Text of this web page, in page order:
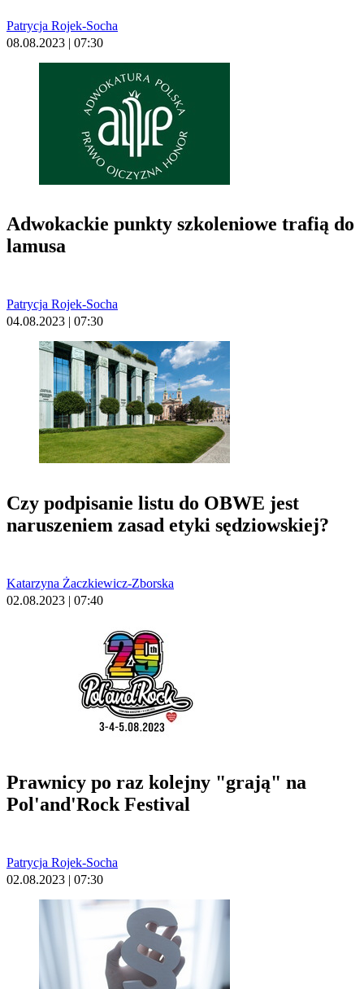
Patrycja Rojek-Socha
08.08.2023 | 07:30
Adwokackie punkty szkoleniowe trafią do
lamusa
Patrycja Rojek-Socha
04.08.2023 | 07:30
Czy podpisanie listu do OBWE jest
naruszeniem zasad etyki sędziowskiej?
Katarzyna Żaczkiewicz-Zborska
02.08.2023 | 07:40
Prawnicy po raz kolejny "grają" na
Pol'and'Rock Festival
Patrycja Rojek-Socha
02.08.2023 | 07:30